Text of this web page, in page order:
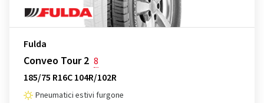
Fulda
Conveo Tour 2 8
185/75 R16C 104R/102R
Pneumatici estivi furgone